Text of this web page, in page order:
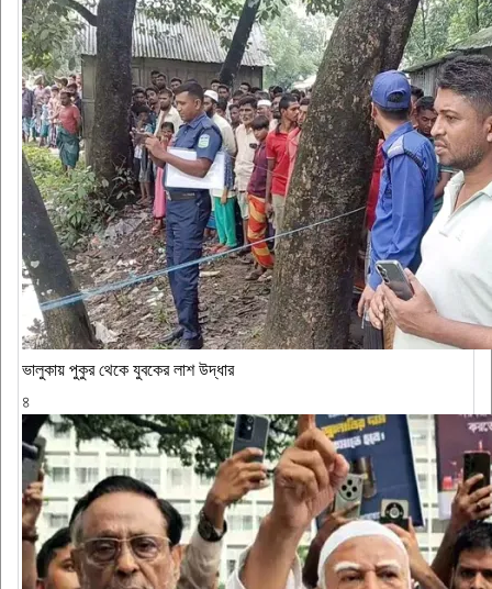
ভালুকায় পুকুর থেকে যুবকের লাশ উদ্ধার
৪